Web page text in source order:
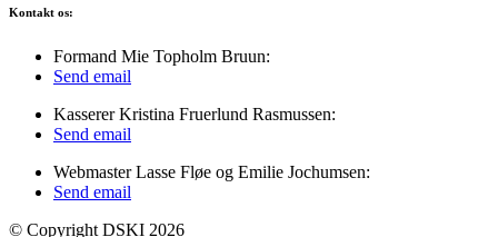
Kontakt os:
Formand Mie Topholm Bruun:
Send email
Kasserer Kristina Fruerlund Rasmussen:
Send email
Webmaster Lasse Fløe og Emilie Jochumsen:
Send email
© Copyright DSKI 2026